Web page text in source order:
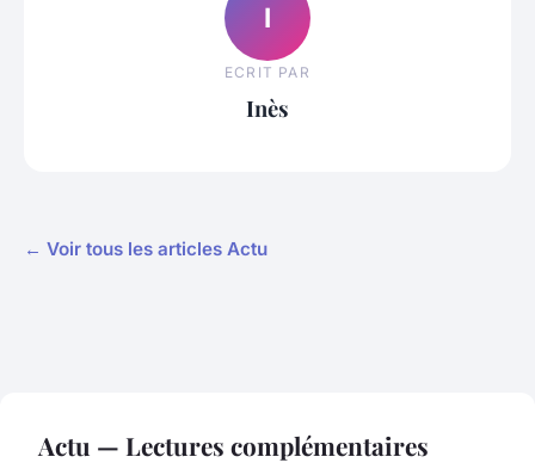
I
ECRIT PAR
Inès
← Voir tous les articles Actu
Actu — Lectures complémentaires